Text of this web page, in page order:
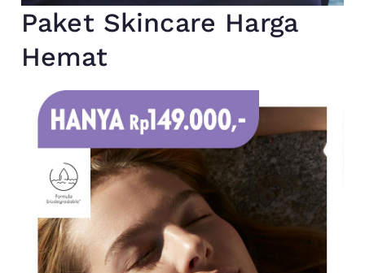
Paket Skincare Harga
Hemat